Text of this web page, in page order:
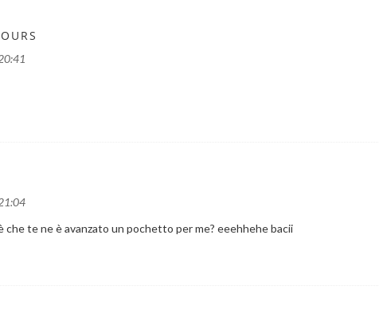
che te ne è avanzato un pochetto per me? eeehhehe bacii